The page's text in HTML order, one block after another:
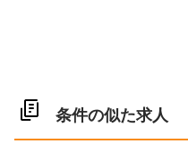
条件の似た求人